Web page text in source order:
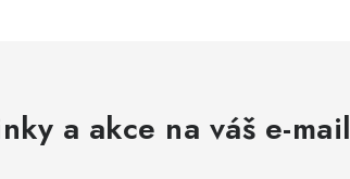
a akce na váš e-mail